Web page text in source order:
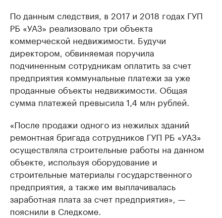
По данным следствия, в 2017 и 2018 годах ГУП
РБ «УАЗ» реализовало три объекта
коммерческой недвижимости. Будучи
директором, обвиняемая поручила
подчиненным сотрудникам оплатить за счет
предприятия коммунальные платежи за уже
проданные объекты недвижимости. Общая
сумма платежей превысила 1,4 млн рублей.
«После продажи одного из нежилых зданий
ремонтная бригада сотрудников ГУП РБ «УАЗ»
осуществляла строительные работы на данном
объекте, используя оборудование и
строительные материалы государственного
предприятия, а также им выплачивалась
заработная плата за счет предприятия», —
пояснили в Следкоме.